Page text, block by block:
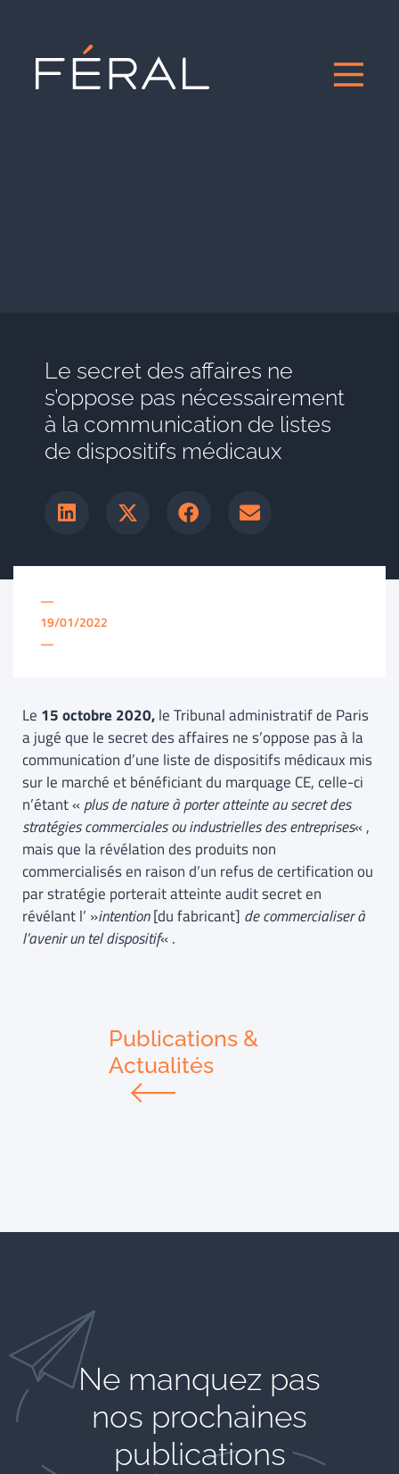
Le secret des affaires ne
s’oppose pas nécessairement
à la communication de listes
de dispositifs médicaux
—
19/01/2022
—
Le 15 octobre 2020,le Tribunal administratif de Paris
a jugé que le secret des affaires ne s’oppose pas à la
communication d’une liste de dispositifs médicaux mis
sur le marché et bénéficiant du marquage CE, celle-ci
n’étant « plus de nature à porter atteinte au secret des
stratégies commerciales ou industrielles des entreprises« ,
mais que la révélation des produits non
commercialisés en raison d’un refus de certification ou
par stratégie porterait atteinte audit secret en
révélant l’ »intention[du fabricant] de commercialiser à
l’avenir un tel dispositif« .
Publications &
Actualités
Ne manquez pas
nos prochaines
publications